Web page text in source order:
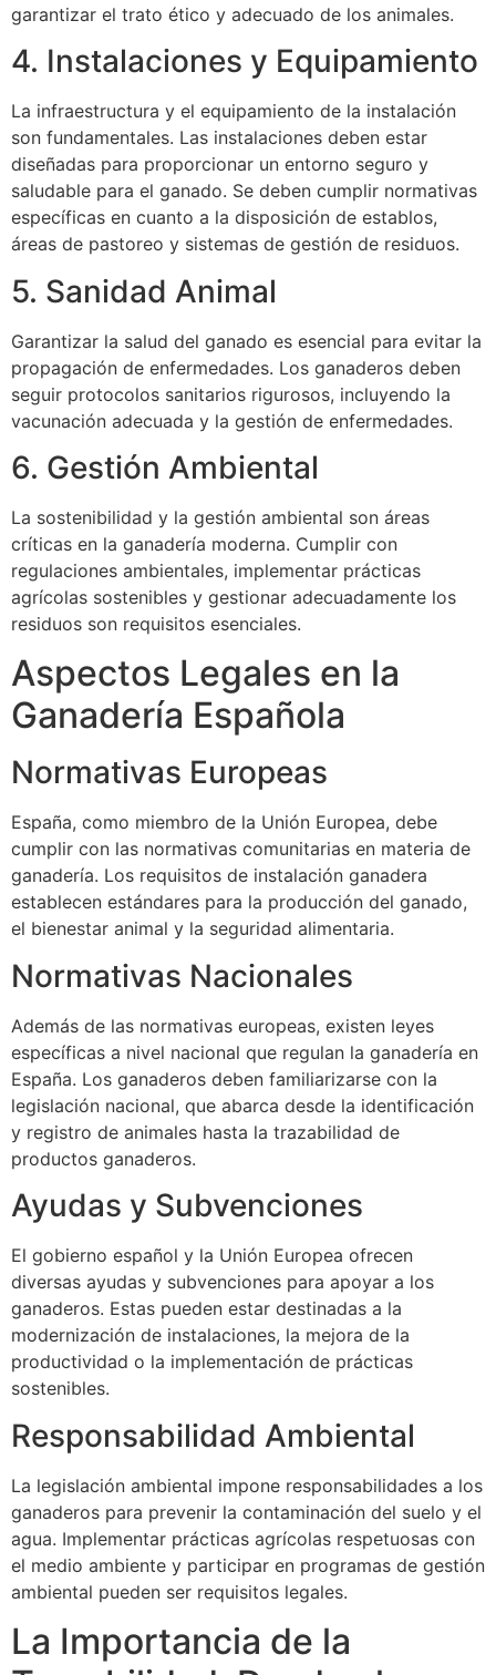
garantizar el trato ético y adecuado de los animales.
4. Instalaciones y Equipamiento
La infraestructura y el equipamiento de la instalación
son fundamentales. Las instalaciones deben estar
diseñadas para proporcionar un entorno seguro y
saludable para el ganado. Se deben cumplir normativas
específicas en cuanto a la disposición de establos,
áreas de pastoreo y sistemas de gestión de residuos.
5. Sanidad Animal
Garantizar la salud del ganado es esencial para evitar la
propagación de enfermedades. Los ganaderos deben
seguir protocolos sanitarios rigurosos, incluyendo la
vacunación adecuada y la gestión de enfermedades.
6. Gestión Ambiental
La sostenibilidad y la gestión ambiental son áreas
críticas en la ganadería moderna. Cumplir con
regulaciones ambientales, implementar prácticas
agrícolas sostenibles y gestionar adecuadamente los
residuos son requisitos esenciales.
Aspectos Legales en la
Ganadería Española
Normativas Europeas
España, como miembro de la Unión Europea, debe
cumplir con las normativas comunitarias en materia de
ganadería. Los requisitos de instalación ganadera
establecen estándares para la producción del ganado,
el bienestar animal y la seguridad alimentaria.
Normativas Nacionales
Además de las normativas europeas, existen leyes
específicas a nivel nacional que regulan la ganadería en
España. Los ganaderos deben familiarizarse con la
legislación nacional, que abarca desde la identificación
y registro de animales hasta la trazabilidad de
productos ganaderos.
Ayudas y Subvenciones
El gobierno español y la Unión Europea ofrecen
diversas ayudas y subvenciones para apoyar a los
ganaderos. Estas pueden estar destinadas a la
modernización de instalaciones, la mejora de la
productividad o la implementación de prácticas
sostenibles.
Responsabilidad Ambiental
La legislación ambiental impone responsabilidades a los
ganaderos para prevenir la contaminación del suelo y el
agua. Implementar prácticas agrícolas respetuosas con
el medio ambiente y participar en programas de gestión
ambiental pueden ser requisitos legales.
La Importancia de la